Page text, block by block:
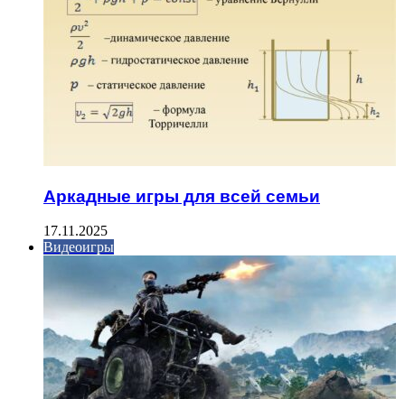
Аркадные игры для всей семьи
17.11.2025
Видеоигры